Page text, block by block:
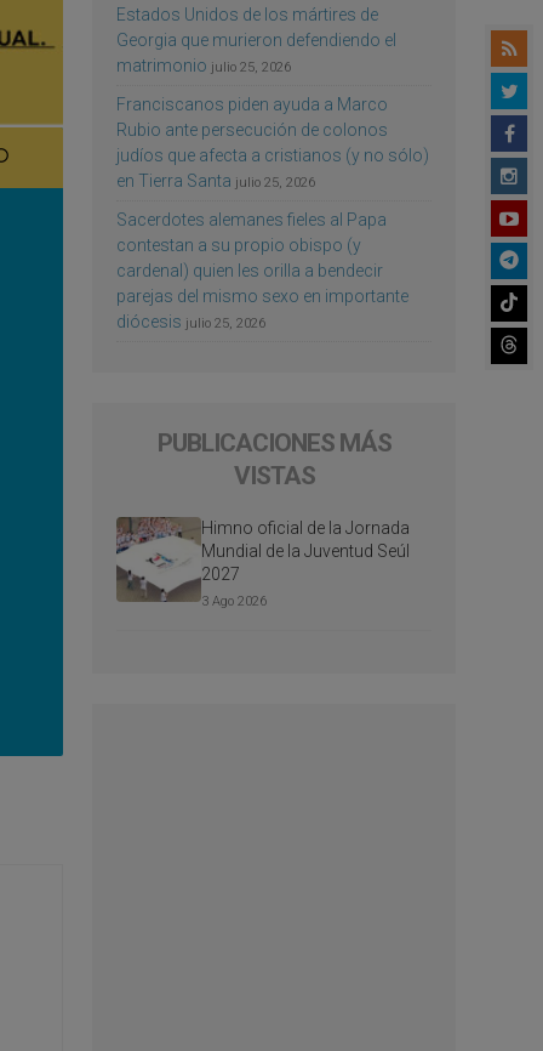
Estados Unidos de los mártires de
Georgia que murieron defendiendo el
matrimonio julio 25, 2026
Franciscanos piden ayuda a Marco
Rubio ante persecución de colonos
judíos que afecta a cristianos (y no sólo)
en Tierra Santa julio 25, 2026
Sacerdotes alemanes fieles al Papa
contestan a su propio obispo (y
cardenal) quien les orilla a bendecir
parejas del mismo sexo en importante
diócesis julio 25, 2026
PUBLICACIONES MÁS
VISTAS
Himno oficial de la Jornada
Mundial de la Juventud Seúl
2027
3 Ago 2026